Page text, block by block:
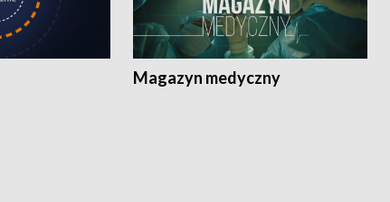
Magazyn medyczny